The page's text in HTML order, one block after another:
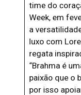
time do
Week, em
a
luxo com
regata
“Brahma é
paixão que o
por isso